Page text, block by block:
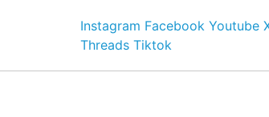
Instagram Facebook Youtube
Threads Tiktok